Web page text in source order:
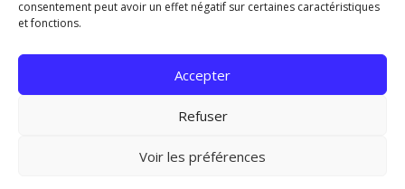
consentement peut avoir un effet négatif sur certaines caractéristiques
et fonctions.
Accepter
Refuser
Voir les préférences
contact@cptsnordpicardie.fr